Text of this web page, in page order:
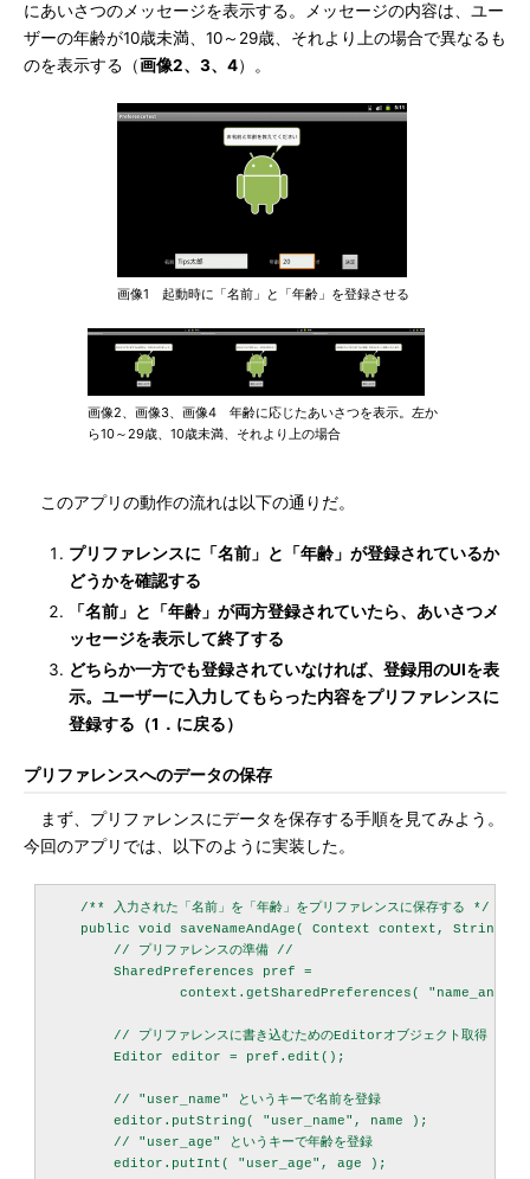
にあいさつのメッセージを表示する。メッセージの内容は、ユー
ザーの年齢が10歳未満、10～29歳、それより上の場合で異なるも
のを表示する（画像2、3、4）。
画像1 起動時に「名前」と「年齢」を登録させる
画像2、画像3、画像4 年齢に応じたあいさつを表示。左か
ら10～29歳、10歳未満、それより上の場合
このアプリの動作の流れは以下の通りだ。
プリファレンスに「名前」と「年齢」が登録されているか
どうかを確認する
「名前」と「年齢」が両方登録されていたら、あいさつメ
ッセージを表示して終了する
どちらか一方でも登録されていなければ、登録用のUIを表
示。ユーザーに入力してもらった内容をプリファレンスに
登録する（1．に戻る）
プリファレンスへのデータの保存
まず、プリファレンスにデータを保存する手順を見てみよう。
今回のアプリでは、以下のように実装した。
    /** 入力された「名前」を「年齢」をプリファレンスに保存する */
public void saveNameAndAge( Context context, String
        // プリファレンスの準備 //
        SharedPreferences pref =
context.getSharedPreferences(
        // プリファレンスに書き込むためのEditorオブジェクト取得 //
        Editor editor = pref.edit();
        // "user_name" というキーで名前を登録
        editor.putString( "user_name", name );
        // "user_age" というキーで年齢を登録
        editor.putInt( "user_age", age );